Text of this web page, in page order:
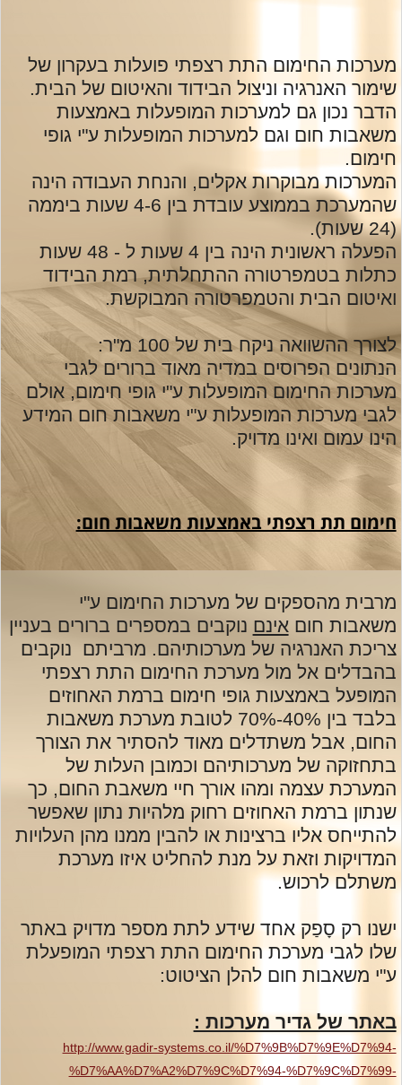
מערכות החימום התת רצפתי פועלות בעקרון של
שימור האנרגיה וניצול הבידוד והאיטום של הבית.
הדבר נכון גם למערכות המופעלות באמצעות
משאבות חום וגם למערכות המופעלות ע"י גופי
חימום.
המערכות מבוקרות אקלים, והנחת העבודה הינה
שהמערכת בממוצע עובדת בין 4-6 שעות ביממה
(24 שעות).
הפעלה ראשונית הינה בין 4 שעות ל - 48 שעות
כתלות בטמפרטורה ההתחלתית, רמת הבידוד
ואיטום הבית והטמפרטורה המבוקשת.
לצורך ההשוואה ניקח בית של 100 מ"ר:
הנתונים הפרוסים במדיה מאוד ברורים לגבי
מערכות החימום המופעלות ע"י גופי חימום, אולם
לגבי מערכות המופעלות ע"י משאבות חום המידע
הינו עמום ואינו מדויק.
חימום תת רצפתי באמצעות משאבות חום:
מרבית מהספקים של מערכות החימום ע"י
משאבות חוםאינם נוקבים במספרים ברורים בעניין
צריכת האנרגיה של מערכותיהם. מרביתם נוקבים
בהבדלים אל מול מערכת החימום התת רצפתי
המופעל באמצעות גופי חימום ברמת האחוזים
בלבד בין 40%-70% לטובת מערכת משאבות
החום, אבל משתדלים מאוד להסתיר את הצורך
בתחזוקה של מערכותיהם וכמובן העלות של
המערכת עצמה ומהו אורך חיי משאבת החום, כך
שנתון ברמת האחוזים רחוק מלהיות נתון שאפשר
להתייחס אליו ברצינות או להבין ממנו מהן העלויות
המדויקות וזאת על מנת להחליט איזו מערכת
משתלם לרכוש.
ישנו רק סָפַק אחד שידע לתת מספר מדויק באתר
שלו לגבי מערכת החימום התת רצפתי המופעלת
ע"י משאבות חום להלן הציטוט:
באתר של גדיר מערכות :
http://www.gadir-systems.co.il/%D7%9B%D7%9E%D7%94-
%D7%AA%D7%A2%D7%9C%D7%94-%D7%9C%D7%99-